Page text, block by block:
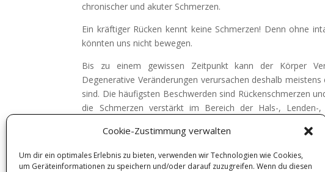
Cookie-Zustimmung verwalten
Um dir ein optimales Erlebnis zu bieten, verwenden wir Technologien wie Cookies,
um Geräteinformationen zu speichern und/oder darauf zuzugreifen. Wenn du diesen
chronischer und akuter Schmerzen.
Ein kräftiger Rücken kennt keine Schmerzen! Denn ohne
könnten uns nicht bewegen.
Bis zu einem gewissen Zeitpunkt kann der Körper
Degenerative Veränderungen verursachen deshalb
sind. Die häufigsten Beschwerden sind Rückenschmerzen
die Schmerzen verstärkt im Bereich der Hals-, Lenden-
Verspannungen vermieden werden könnten, sollten Sie
vermeiden.
Packen Sie es an!